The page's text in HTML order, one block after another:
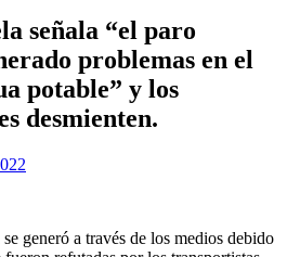
señala “el paro
problemas en el
potable” y los
desmienten.
generó a través de los medios debido